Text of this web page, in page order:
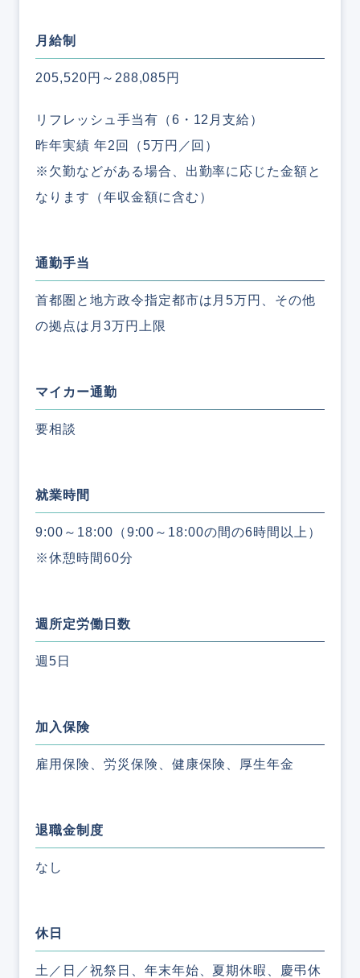
月給制
205,520円～288,085円
リフレッシュ手当有（6・12月支給）
昨年実績 年2回（5万円／回）
※欠勤などがある場合、出勤率に応じた金額と
なります（年収金額に含む）
通勤手当
首都圏と地方政令指定都市は月5万円、その他
の拠点は月3万円上限
マイカー通勤
要相談
就業時間
9:00～18:00（9:00～18:00の間の6時間以上）
※休憩時間60分
週所定労働日数
週5日
加入保険
雇用保険、労災保険、健康保険、厚生年金
退職金制度
なし
休日
土／日／祝祭日、年末年始、夏期休暇、慶弔休